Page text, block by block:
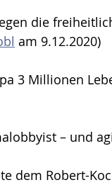
die
am 9.12.2020)
3 Millionen
– und
dem Robert-